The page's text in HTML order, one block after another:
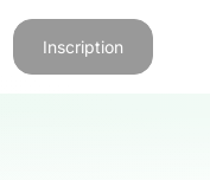
Inscription